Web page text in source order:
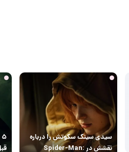
سیدی سینک سکوتش را درباره
نقشش در Spider-Man: